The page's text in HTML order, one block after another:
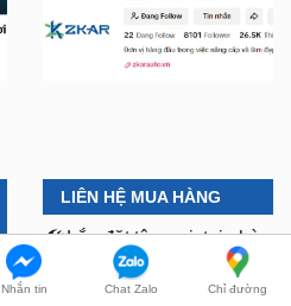
LIÊN HỆ MUA HÀNG
🛠️Lắp đặt tận nơi, tại nhà
ở TPHCM, Bình Dương và
các tỉnh lân cận
Nhắn tin Chat Zalo Chỉ đường